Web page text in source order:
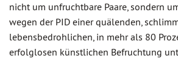
nicht um unfruchtbare Paare, sondern
wegen der PID einer quälenden,
lebensbedrohlichen, in mehr als 80
erfolglosen künstlichen Befruchtung